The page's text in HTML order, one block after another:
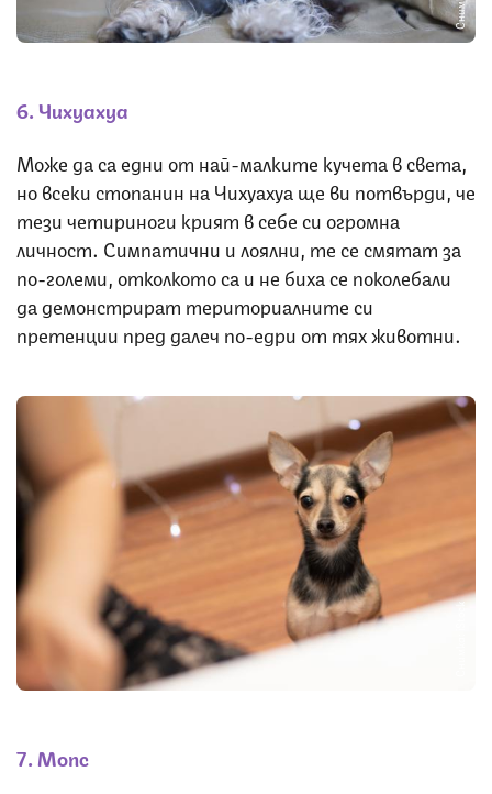
6. Чихуахуа
Може да са едни от най-малките кучета в света,
но всеки стопанин на Чихуахуа ще ви потвърди, че
тези четириноги крият в себе си огромна
личност. Симпатични и лоялни, те се смятат за
по-големи, отколкото са и не биха се поколебали
да демонстрират териториалните си
претенции пред далеч по-едри от тях животни.
7. Мопс